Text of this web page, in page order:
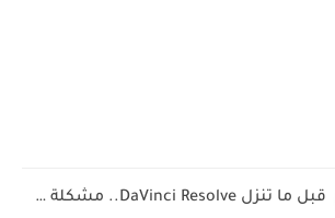
حسابك البنكي هيتقفل بسبب إنستا باي! (رسالة تحذيرية حقيقية مش...